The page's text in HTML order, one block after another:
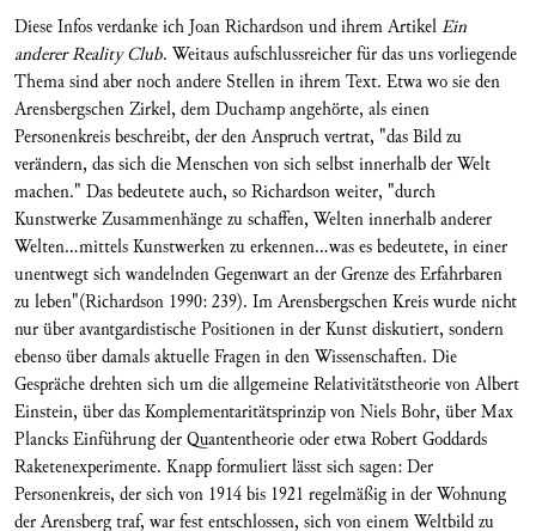
Diese Infos verdanke ich Joan Richardson und ihrem ArtikelEin
anderer Reality Club. Weitaus aufschlussreicher für das uns vorliegende
Thema sind aber noch andere Stellen in ihrem Text. Etwa wo sie den
Arensbergschen Zirkel, dem Duchamp angehörte, als einen
Personenkreis beschreibt, der den Anspruch vertrat, "das Bild zu
verändern, das sich die Menschen von sich selbst innerhalb der Welt
machen." Das bedeutete auch, so Richardson weiter, "durch
Kunstwerke Zusammenhänge zu schaffen, Welten innerhalb anderer
Welten...mittels Kunstwerken zu erkennen...was es bedeutete, in einer
unentwegt sich wandelnden Gegenwart an der Grenze des Erfahrbaren
zu leben"(Richardson 1990: 239). Im Arensbergschen Kreis wurde nicht
nur über avantgardistische Positionen in der Kunst diskutiert, sondern
ebenso über damals aktuelle Fragen in den Wissenschaften. Die
Gespräche drehten sich um die allgemeine Relativitätstheorie von Albert
Einstein, über das Komplementaritätsprinzip von Niels Bohr, über Max
Plancks Einführung der Quantentheorie oder etwa Robert Goddards
Raketenexperimente. Knapp formuliert lässt sich sagen: Der
Personenkreis, der sich von 1914 bis 1921 regelmäßig in der Wohnung
der Arensberg traf, war fest entschlossen, sich von einem Weltbild zu